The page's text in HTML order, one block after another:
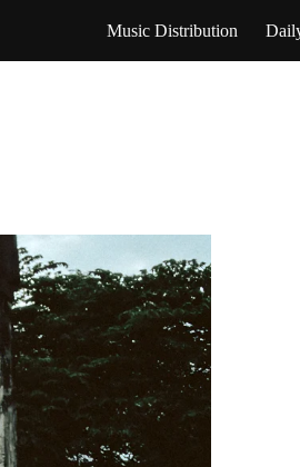
Music Distribution